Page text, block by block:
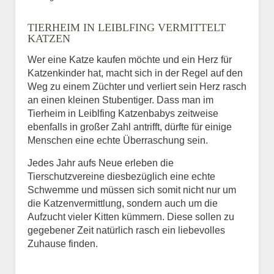
BILD HOCHLADEN
Vermisst seit
Ort des Verschwindens
TIERHEIM IN LEIBLFING VERMITTELT
KATZEN
Wer eine Katze kaufen möchte und ein Herz für
Katzenkinder hat, macht sich in der Regel auf den
Weg zu einem Züchter und verliert sein Herz rasch
an einen kleinen Stubentiger. Dass man im
Tierheim in Leiblfing Katzenbabys zeitweise
ebenfalls in großer Zahl antrifft, dürfte für einige
Menschen eine echte Überraschung sein.
Jedes Jahr aufs Neue erleben die
Tierschutzvereine diesbezüglich eine echte
Schwemme und müssen sich somit nicht nur um
die Katzenvermittlung, sondern auch um die
Aufzucht vieler Kitten kümmern. Diese sollen zu
gegebener Zeit natürlich rasch ein liebevolles
Zuhause finden.